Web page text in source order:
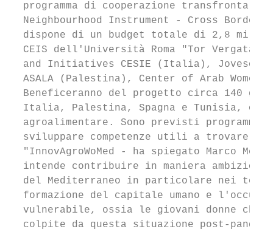
programma di cooperazione
Neighbourhood Instrument - Cross Border
dispone di un budget totale di 2,8
CEIS dell'Università Roma "Tor
and Initiatives CESIE (Italia),
ASALA (Palestina), Center of Arab Women
Beneficeranno del progetto circa 140
Italia, Palestina, Spagna e Tunisia,
agroalimentare. Sono previsti programmi
sviluppare competenze utili a trovare
"InnovAgroWoMed - ha spiegato Marco
intende contribuire in maniera
del Mediterraneo in particolare nei
formazione del capitale umano e
vulnerabile, ossia le giovani donne che
colpite da questa situazione post-